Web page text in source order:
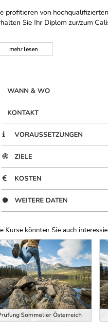
profitieren von
Sie Ihr Diplom zur/zum
mehrlesen
WANN & WO
KONTAKT
VORAUSSETZUNGEN
ZIELE
KOSTEN
WEITERE DATEN
Kurse könnten Sie auch
Weiterbildungsvorschläge
Sommelier Österreich